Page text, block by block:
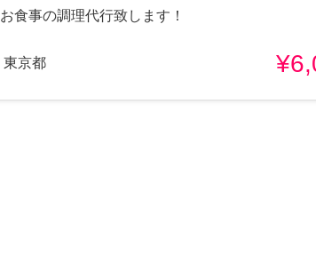
お食事の調理代行致します！
東京都